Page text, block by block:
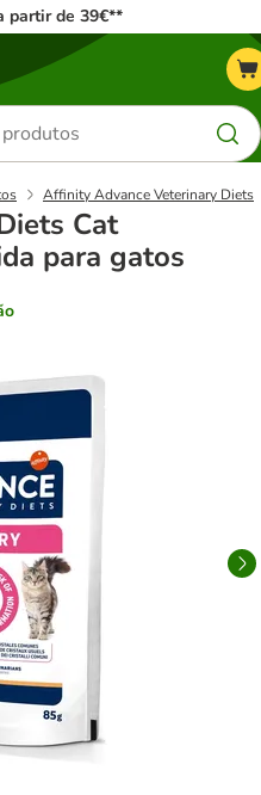
partir de 39€**
Affinity Advance Veterinary Diets
Cat
para gatos